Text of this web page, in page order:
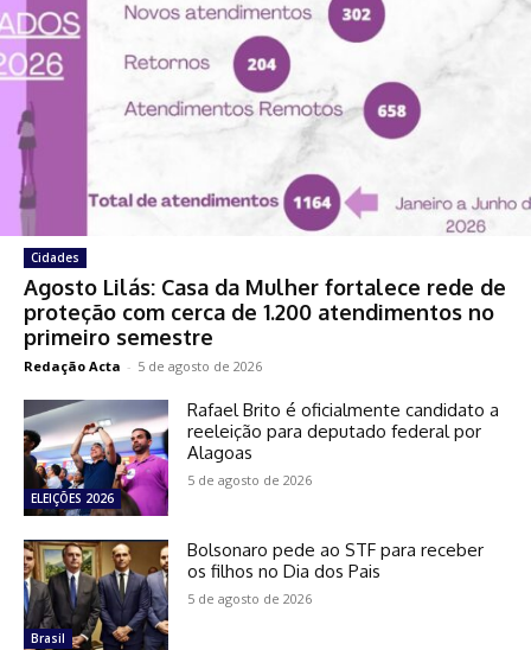
Cidades
Agosto Lilás: Casa da Mulher fortalece rede de
proteção com cerca de 1.200 atendimentos no
primeiro semestre
Redação Acta - 5 de agosto de 2026
ELEIÇÕES 2026
Rafael Brito é oficialmente candidato a
reeleição para deputado federal por
Alagoas
5 de agosto de 2026
Brasil
Bolsonaro pede ao STF para receber
os filhos no Dia dos Pais
5 de agosto de 2026